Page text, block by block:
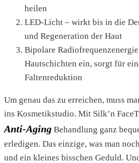
heilen
LED-Licht – wirkt bis in die
und Regeneration der Haut
Bipolare
Hautschichten ein, sorgt für
Faltenreduktion
Um genau das zu erreichen, muss
ins Kosmetikstudio. Mit Silk’n
Anti-Aging Behandlung ganz
erledigen. Das einzige, was man
und ein kleines bisschen Geduld.